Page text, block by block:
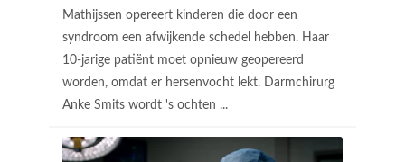
Mathijssen opereert kinderen die door een
syndroom een afwijkende schedel hebben. Haar
10-jarige patiënt moet opnieuw geopereerd
worden, omdat er hersenvocht lekt. Darmchirurg
Anke Smits wordt 's ochten ...